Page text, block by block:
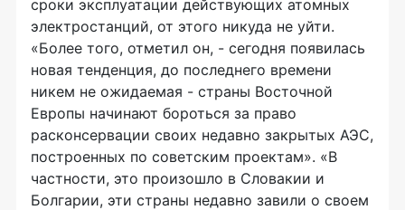
сроки эксплуатации действующих атомных
электростанций, от этого никуда не уйти.
«Более того, отметил он, - сегодня появилась
новая тенденция, до последнего времени
никем не ожидаемая - страны Восточной
Европы начинают бороться за право
расконсервации своих недавно закрытых АЭС,
построенных по советским проектам». «В
частности, это произошло в Словакии и
Болгарии, эти страны недавно завили о своем